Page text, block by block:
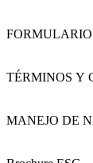
TÉRMINOS Y
MANEJO DE